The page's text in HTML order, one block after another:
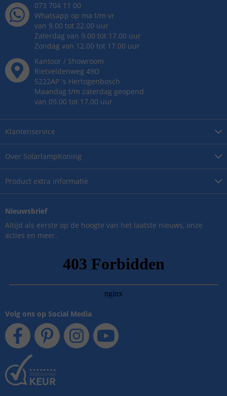
Over SolarlampKoning
Product extra informatie
Klantenservice
073 704 11 00
Whatsapp op ma t/m vr
van 9.00 tot 22.00 uur
Zaterdag van 9.00 tot 17.00 uur
Zondag van 12.00 tot 17.00 uur
Kantoor / Showroom
Rietveldenweg 49D
5222AP 's Hertogenbosch
Maandag t/m zaterdag geopend
van 09.00 tot 17.00 uur
Nieuwsbrief
Altijd als eerste op de hoogte van het laatste nieuws, onze
acties en meer.
Volg ons op Social Media